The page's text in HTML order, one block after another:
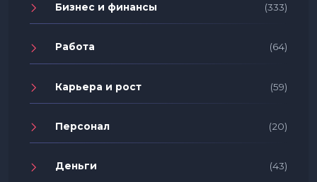
Бизнес и финансы (333)
Работа (64)
Карьера и рост (59)
Персонал (20)
Деньги (43)